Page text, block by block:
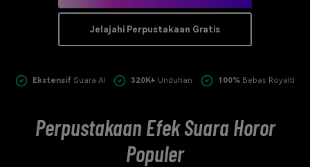
Tips & Tutorial AI
Postingan Terbaru
Jelajahi Perpustakaan Gratis
Ekstensif Suara AI 320K+ Unduhan 100%Bebas Royalti
Perpustakaan Efek Suara Horor
Populer